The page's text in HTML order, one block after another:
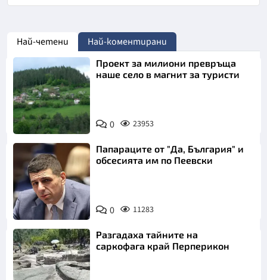
Най-четени Най-коментирани
Проект за милиони превръща
наше село в магнит за туристи
0 23953
Папараците от "Да, България" и
обсесията им по Пеевски
0 11283
Разгадаха тайните на
саркофага край Перперикон